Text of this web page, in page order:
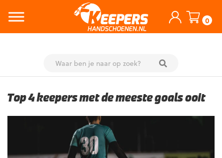
0
content
Top 4 keepers met de meeste goals ooit